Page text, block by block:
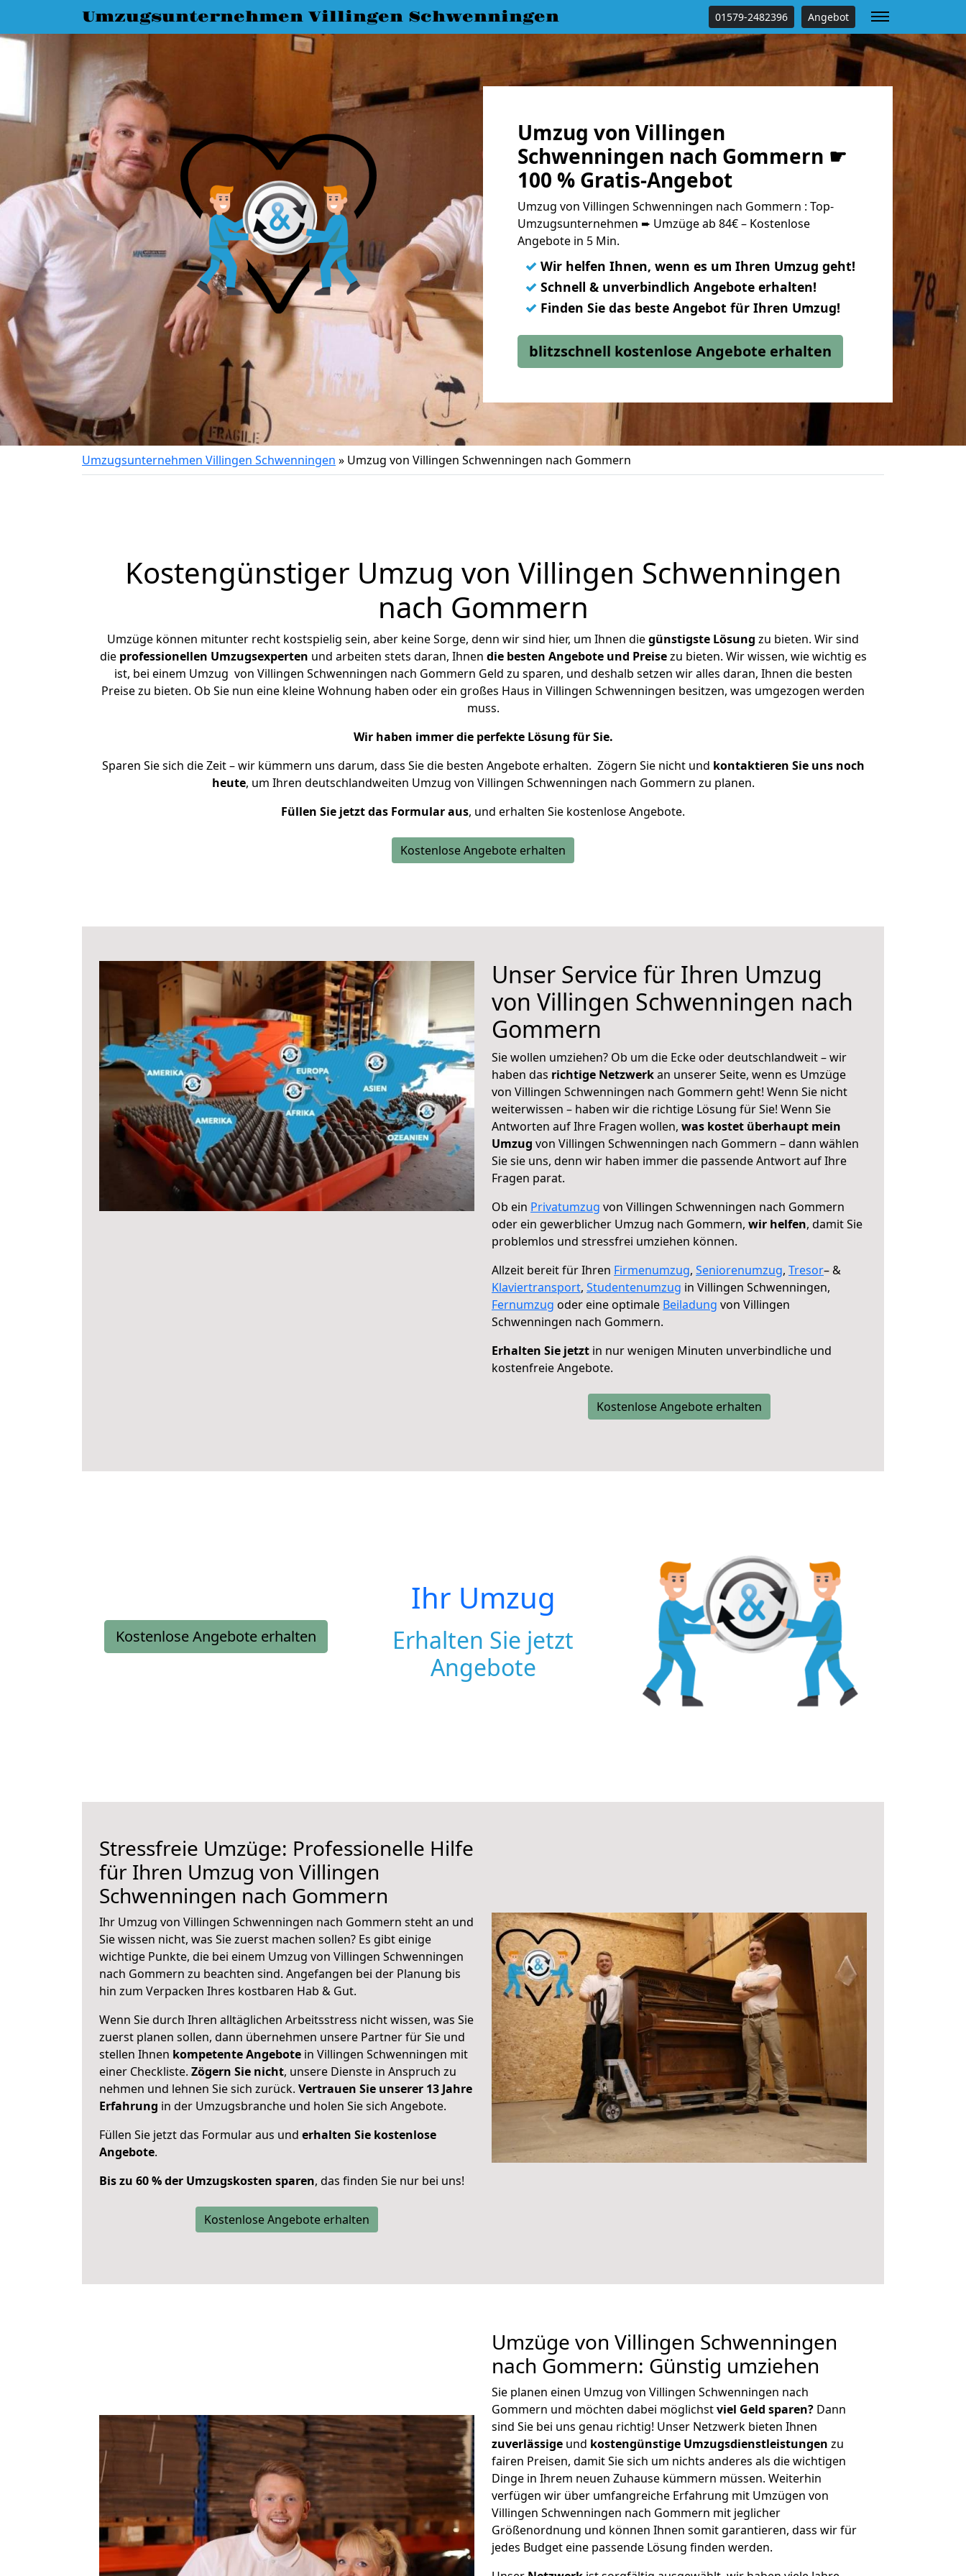
Umzugsunternehmen Villingen Schwenningen 01579-2482396 Angebot
Umzug von Villingen
Schwenningen nach Gommern ☛
100 % Gratis-Angebot
Umzug von Villingen Schwenningen nach Gommern : Top-
Umzugsunternehmen ➨ Umzüge ab 84€ – Kostenlose
Angebote in 5 Min.
✓ Wir helfen Ihnen, wenn es um Ihren Umzug geht!
✓ Schnell & unverbindlich Angebote erhalten!
✓ Finden Sie das beste Angebot für Ihren Umzug!
blitzschnell kostenlose Angebote erhalten
Umzugsunternehmen Villingen Schwenningen » Umzug von Villingen Schwenningen nach Gommern
Kostengünstiger Umzug von Villingen Schwenningen
nach Gommern
Umzüge können mitunter recht kostspielig sein, aber keine Sorge, denn wir sind hier, um Ihnen diegünstigste Lösung zu bieten. Wir sind
die professionellen Umzugsexperten und arbeiten stets daran, Ihnen die besten Angebote und Preisezu bieten. Wir wissen, wie wichtig es
ist, bei einem Umzug von Villingen Schwenningen nach Gommern Geld zu sparen, und deshalb setzen wir alles daran, Ihnen die besten
Preise zu bieten. Ob Sie nun eine kleine Wohnung haben oder ein großes Haus in Villingen Schwenningen besitzen, was umgezogen werden
muss.
Wir haben immer die perfekte Lösung für Sie.
Sparen Sie sich die Zeit – wir kümmern uns darum, dass Sie die besten Angebote erhalten. Zögern Sie nicht und kontaktieren Sie uns noch
heute, um Ihren deutschlandweiten Umzug von Villingen Schwenningen nach Gommern zu planen.
Füllen Sie jetzt das Formular aus, und erhalten Sie kostenlose Angebote.
Kostenlose Angebote erhalten
Unser Service für Ihren Umzug
von Villingen Schwenningen nach
Gommern
Sie wollen umziehen? Ob um die Ecke oder deutschlandweit – wir
haben das richtige Netzwerkan unserer Seite, wenn es Umzüge
von Villingen Schwenningen nach Gommern geht! Wenn Sie nicht
weiterwissen – haben wir die richtige Lösung für Sie! Wenn Sie
Antworten auf Ihre Fragen wollen, was kostet überhaupt mein
Umzug von Villingen Schwenningen nach Gommern – dann wählen
Sie sie uns, denn wir haben immer die passende Antwort auf Ihre
Fragen parat.
Ob ein Privatumzug von Villingen Schwenningen nach Gommern
oder ein gewerblicher Umzug nach Gommern, wir helfen, damit Sie
problemlos und stressfrei umziehen können.
Allzeit bereit für Ihren Firmenumzug, Seniorenumzug, Tresor– &
Klaviertransport, Studentenumzug in Villingen Schwenningen,
Fernumzug oder eine optimale Beiladung von Villingen
Schwenningen nach Gommern.
Erhalten Sie jetzt in nur wenigen Minuten unverbindliche und
kostenfreie Angebote.
Kostenlose Angebote erhalten
Kostenlose Angebote erhalten
Ihr Umzug
Erhalten Sie jetzt
Angebote
Stressfreie Umzüge: Professionelle Hilfe
für Ihren Umzug von Villingen
Schwenningen nach Gommern
Ihr Umzug von Villingen Schwenningen nach Gommern steht an und
Sie wissen nicht, was Sie zuerst machen sollen? Es gibt einige
wichtige Punkte, die bei einem Umzug von Villingen Schwenningen
nach Gommern zu beachten sind. Angefangen bei der Planung bis
hin zum Verpacken Ihres kostbaren Hab & Gut.
Wenn Sie durch Ihren alltäglichen Arbeitsstress nicht wissen, was Sie
zuerst planen sollen, dann übernehmen unsere Partner für Sie und
stellen Ihnen kompetente Angebote in Villingen Schwenningen mit
einer Checkliste. Zögern Sie nicht, unsere Dienste in Anspruch zu
nehmen und lehnen Sie sich zurück. Vertrauen Sie unserer 13 Jahre
Erfahrung in der Umzugsbranche und holen Sie sich Angebote.
Füllen Sie jetzt das Formular aus und erhalten Sie kostenlose
Angebote.
Bis zu 60 % der Umzugskosten sparen, das finden Sie nur bei uns!
Kostenlose Angebote erhalten
Umzüge von Villingen Schwenningen
nach Gommern: Günstig umziehen
Sie planen einen Umzug von Villingen Schwenningen nach
Gommern und möchten dabei möglichstviel Geld sparen? Dann
sind Sie bei uns genau richtig! Unser Netzwerk bieten Ihnen
zuverlässige und kostengünstige Umzugsdienstleistungen zu
fairen Preisen, damit Sie sich um nichts anderes als die wichtigen
Dinge in Ihrem neuen Zuhause kümmern müssen. Weiterhin
verfügen wir über umfangreiche Erfahrung mit Umzügen von
Villingen Schwenningen nach Gommern mit jeglicher
Größenordnung und können Ihnen somit garantieren, dass wir für
jedes Budget eine passende Lösung finden werden.